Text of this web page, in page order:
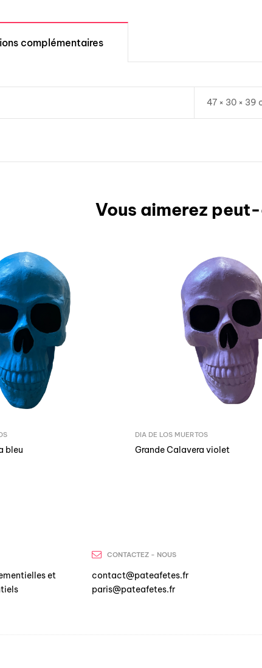
complémentaires
47 × 30 × 39
Vous aimerez
bleu
DIA DE LOS MUERTOS
Grande Calavera violet
et
CONTACTEZ - NOUS
contact@pateafetes.fr
paris@pateafetes.fr